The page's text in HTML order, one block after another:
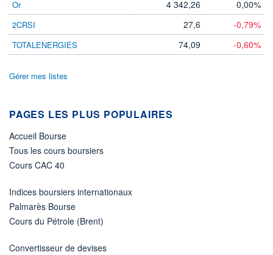
- -
DERNIER
ÉCHANGE
26.01.26 / 15:32:22
ÉLIGIBILITÉ
Non éligible
+ PORTEFEUILLE
Or 4 342,26 0,00%
2CRSI 27,6 -0,79%
TOTALENERGIES 74,09 -0,60%
Gérer mes listes
PAGES LES PLUS POPULAIRES
Accueil Bourse
Tous les cours boursiers
Cours CAC 40
Indices boursiers internationaux
Palmarès Bourse
Cours du Pétrole (Brent)
Convertisseur de devises